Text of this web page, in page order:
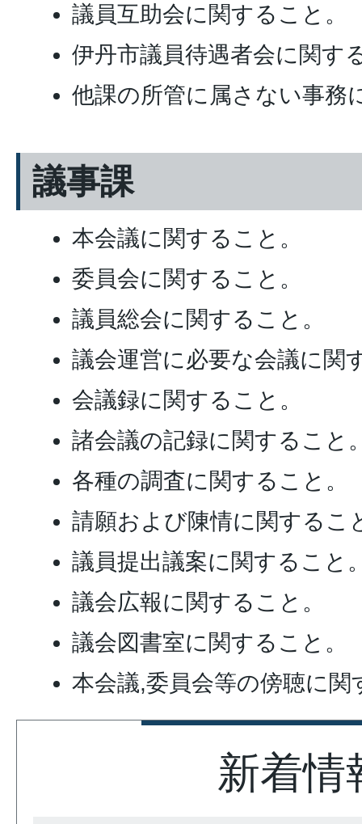
議員互助会に関すること。
伊丹市議員待遇者会に関す
他課の所管に属さない事務
議事課
本会議に関すること。
委員会に関すること。
議員総会に関すること。
議会運営に必要な会議に関
会議録に関すること。
諸会議の記録に関すること
各種の調査に関すること。
請願および陳情に関するこ
議員提出議案に関すること
議会広報に関すること。
議会図書室に関すること。
本会議,委員会等の傍聴に関
新着情